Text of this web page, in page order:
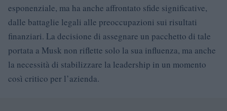
esponenziale, ma ha anche affrontato sfide significative,
dalle battaglie legali alle preoccupazioni sui risultati
finanziari. La decisione di assegnare un pacchetto di tale
portata a Musk non riflette solo la sua influenza, ma anche
la necessità di stabilizzare la leadership in un momento
così critico per l’azienda.